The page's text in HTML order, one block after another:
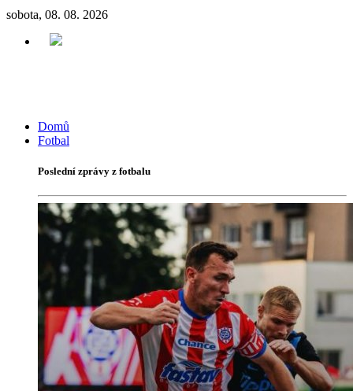
sobota, 08. 08. 2026
Domů
Fotbal
Poslední zprávy z fotbalu